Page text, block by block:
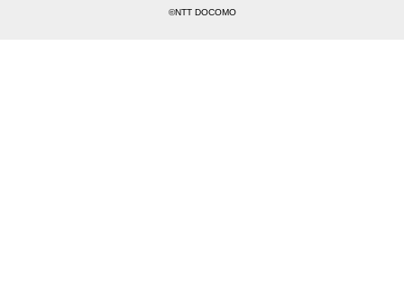
©NTT DOCOMO